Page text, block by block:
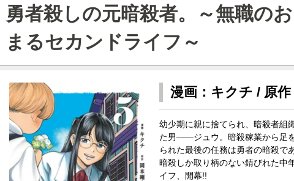
勇者殺しの元暗殺者。～無職の
まるセカンドライフ～
漫画：キクチ / 原
幼少期に親に捨てられ、暗殺者組
た男――ジュウ。暗殺稼業から足
られた最後の任務は勇者の暗殺で
暗殺しか取り柄のない錆びれた中
イフ、開幕!!